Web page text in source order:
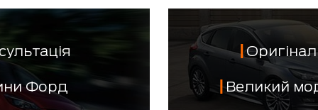
Форд
Оригінал
Великий